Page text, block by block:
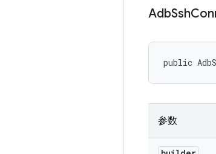
AdbSsh
public
参数